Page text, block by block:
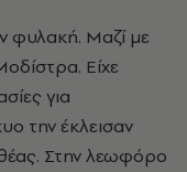
φυλακή. Μαζί με
Είχε
για
την έκλεισαν
Στην λεωφόρο